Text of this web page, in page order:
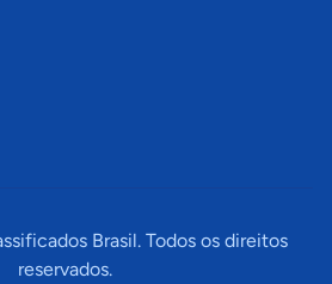
Brasil. Todos os direitos
reservados.